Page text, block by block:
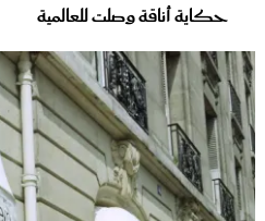
حكاية أناقة وصلت للعالمية